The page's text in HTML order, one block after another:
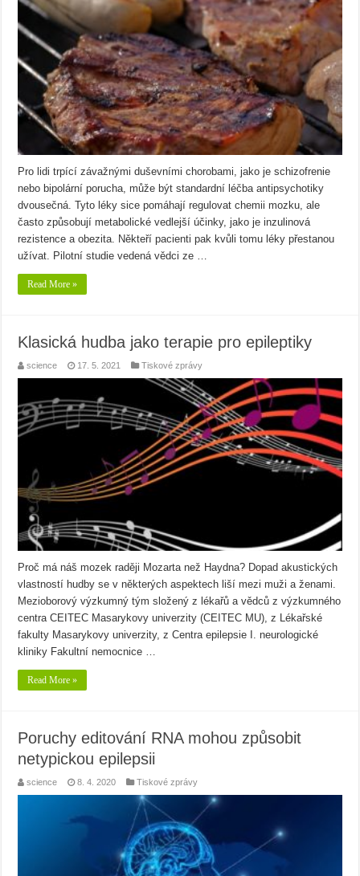
Pro lidi trpící závažnými duševními chorobami, jako je schizofrenie
nebo bipolární porucha, může být standardní léčba antipsychotiky
dvousečná. Tyto léky sice pomáhají regulovat chemii mozku, ale
často způsobují metabolické vedlejší účinky, jako je inzulinová
rezistence a obezita. Někteří pacienti pak kvůli tomu léky přestanou
užívat. Pilotní studie vedená vědci ze …
Read More »
Klasická hudba jako terapie pro epileptiky
science 17. 5. 2021 Tiskové zprávy
Proč má náš mozek raději Mozarta než Haydna? Dopad akustických
vlastností hudby se v některých aspektech liší mezi muži a ženami.
Mezioborový výzkumný tým složený z lékařů a vědců z výzkumného
centra CEITEC Masarykovy univerzity (CEITEC MU), z Lékařské
fakulty Masarykovy univerzity, z Centra epilepsie I. neurologické
kliniky Fakultní nemocnice …
Read More »
Poruchy editování RNA mohou způsobit
netypickou epilepsii
science 8. 4. 2020 Tiskové zprávy